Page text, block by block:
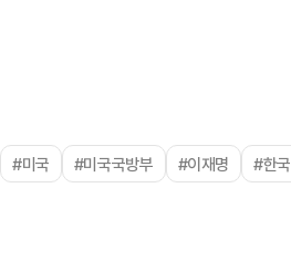
#미국 #미국국방부 #이재명 #한국